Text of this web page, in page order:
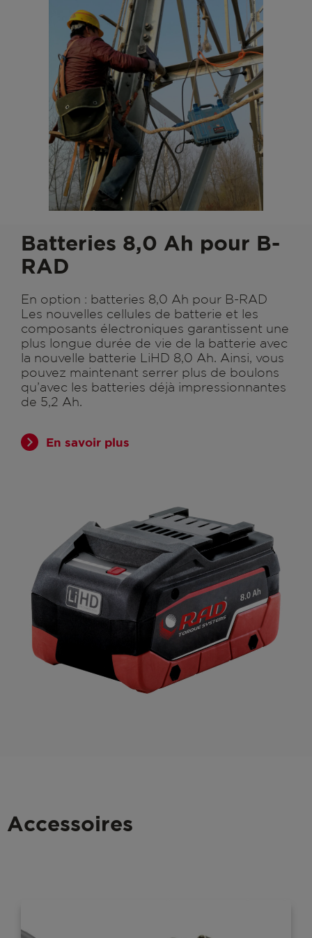
Batteries 8,0 Ah pour B-
RAD
En option : batteries 8,0 Ah pour B-RAD
Les nouvelles cellules de batterie et les
composants électroniques garantissent une
plus longue durée de vie de la batterie avec
la nouvelle batterie LiHD 8,0 Ah. Ainsi, vous
pouvez maintenant serrer plus de boulons
qu’avec les batteries déjà impressionnantes
de 5,2 Ah.
En savoir plus
Accessoires